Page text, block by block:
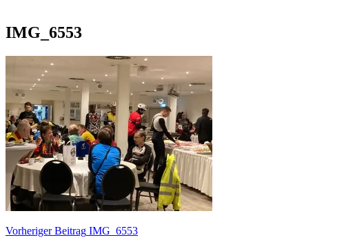
IMG_6553
Beitragsnavigation
Vorheriger Beitrag Vorheriger
IMG_6553